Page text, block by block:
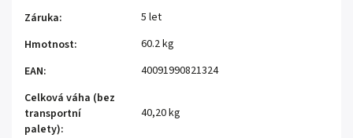
Záruka:
5 let
Hmotnost:
60.2 kg
EAN:
40091990821324
Celková váha (bez
transportní
palety):
40,20 kg